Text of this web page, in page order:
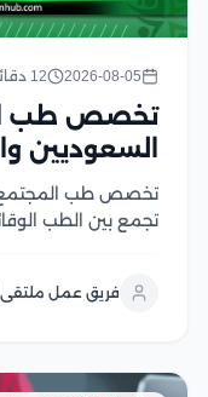
2026-08-05 12 دقائق قراءة
تخصص طب
السعوديين
تخصص طب المجتمع
تجمع بين الطب
ويشهد هذا التخصص
فريق عمل ملتقى